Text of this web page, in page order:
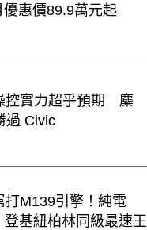
惠價89.9萬元起
控實力超乎預期 麋
過 Civic
打M139引擎！純電
登基紐柏林同級最速王